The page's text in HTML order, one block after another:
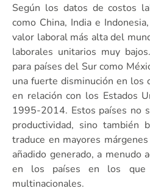
Según los datos de costos
como China, India e
valor laboral más alta del
laborales unitarios muy
para países del Sur como
una fuerte disminución en los
en relación con los Estados
1995-2014. Estos países no
productividad, sino también
traduce en mayores
añadido generado, a menudo
en los países en los que
multinacionales.